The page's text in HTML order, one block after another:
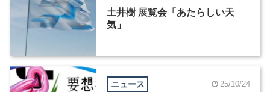
土井樹 展覧会「あたらしい天
気」
ニュース 25/10/24